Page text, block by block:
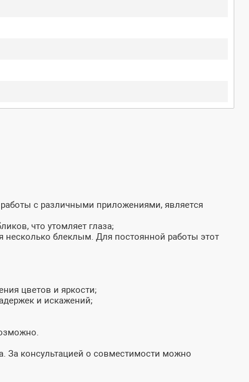
с различными приложениями, является
что утомляет глаза;
несколько блеклым. Для постоянной работы этот
цветов и яркости;
и искажений;
За консультацией о совместимости можно